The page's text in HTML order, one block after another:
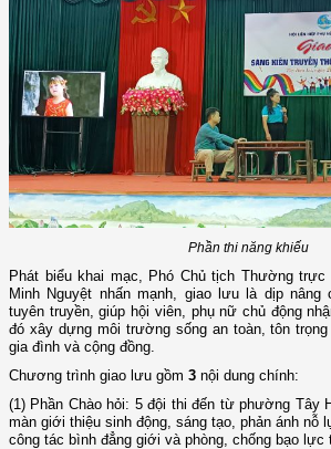
Phần thi năng khiếu
Phát biểu khai mạc, Phó Chủ tịch Thường trực
Minh Nguyệt nhấn mạnh, giao lưu là dịp
tuyên truyền, giúp hội viên, phụ nữ chủ động
đó xây dựng môi trường sống an toàn, tôn
gia đình và cộng đồng.
Chương trình giao lưu gồm 3 nội dung chính:
(1) Phần Chào hỏi: 5 đội thi đến từ phường Tây
màn giới thiệu sinh động, sáng tạo, phản ánh nỗ
công tác bình đẳng giới và phòng, chống bạo lực